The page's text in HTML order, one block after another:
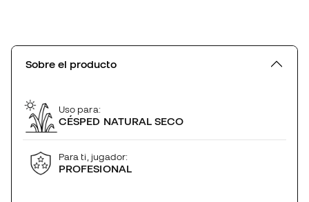
Sobre el producto
Uso para:
CÉSPED NATURAL SECO
Para ti, jugador:
PROFESIONAL